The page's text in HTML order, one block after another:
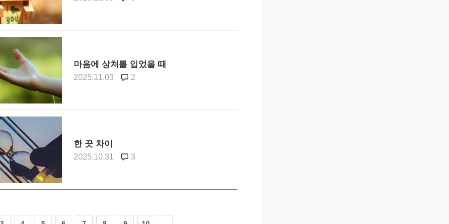
마음에 상처를 입었을 때
2025.11.03 2
한 끗 차이
2025.10.31 3